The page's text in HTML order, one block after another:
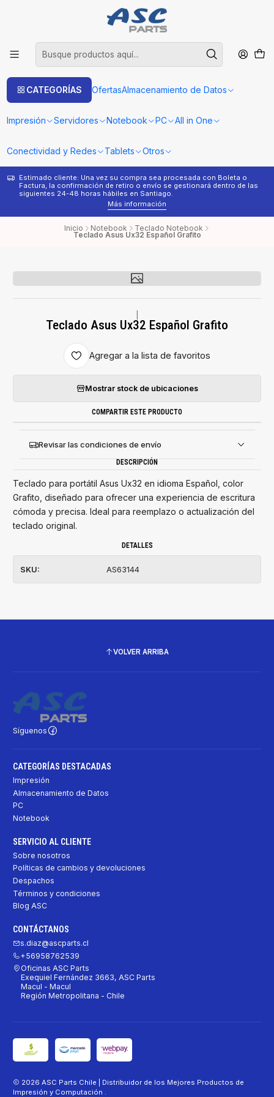
CATEGORÍAS OfertasAlmacenamiento de Datos
Impresión Servidores Notebook PC All in One
Conectividad y Redes Tablets Otros
Estimado cliente: Una vez su compra sea procesada con Boleta o
Factura, la confirmación de retiro o envío se gestionará dentro de las
siguientes 24-48 horas hábiles en Santiago.
Más información
Inicio Notebook Teclado Notebook
Teclado Asus Ux32 Español Grafito
Teclado Asus Ux32 Español Grafito
Agregar a la lista de favoritos
Mostrar stock de ubicaciones
COMPARTIR ESTE PRODUCTO
Revisar las condiciones de envío
DESCRIPCIÓN
Teclado para portátil Asus Ux32 en idioma Español, color
Grafito, diseñado para ofrecer una experiencia de escritura
cómoda y precisa. Ideal para reemplazo o actualización del
teclado original.
DETALLES
SKU: AS63144
VOLVER ARRIBA
Síguenos
CATEGORÍAS DESTACADAS
Impresión
Almacenamiento de Datos
PC
Notebook
SERVICIO AL CLIENTE
Sobre nosotros
Políticas de cambios y devoluciones
Despachos
Términos y condiciones
Blog ASC
CONTÁCTANOS
s.diaz@ascparts.cl
+56958762539
Oficinas ASC Parts
Exequiel Fernández 3663, ASC Parts
Macul - Macul
Región Metropolitana - Chile
2026 ASC Parts Chile | Distribuidor de los Mejores Productos de
Impresión y Computación .